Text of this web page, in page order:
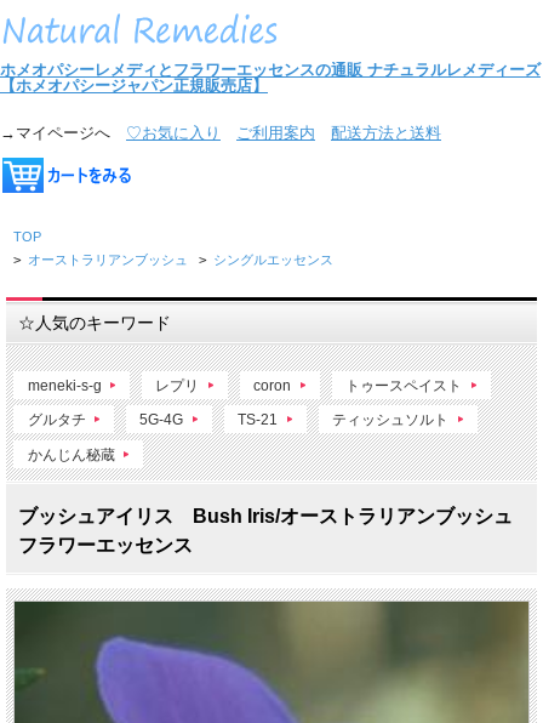
ホメオパシーレメディとフラワーエッセンスの通販 ナチュラルレメディーズ
【ホメオパシージャパン正規販売店】
→マイページへ ♡お気に入り ご利用案内 配送方法と送料
TOP
> オーストラリアンブッシュ > シングルエッセンス
☆人気のキーワード
meneki-s-g レプリ coron トゥースペイスト
グルタチ 5G-4G TS-21 ティッシュソルト
かんじん秘蔵
ブッシュアイリス Bush Iris/オーストラリアンブッシュ
フラワーエッセンス